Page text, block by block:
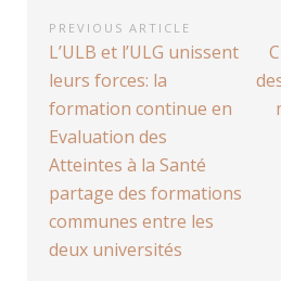
Navigation
de
l’article
PREVIOUS ARTICLE
Previous
Article:
L’ULB et l’ULG unissent
leurs forces: la
formation continue en
Evaluation des
Atteintes à la Santé
partage des formations
communes entre les
deux universités